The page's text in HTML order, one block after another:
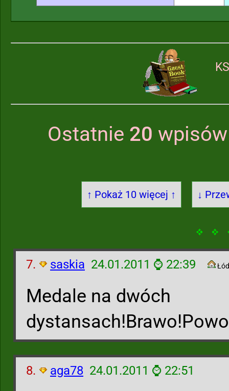
Ostatnie 20
↑ Pokaż 10 więcej ↑ ↓
7. saskia 24.01.2011 ⌚ 22:39
Medale na dwóch
8. aga78 24.01.2011 ⌚ 22:51